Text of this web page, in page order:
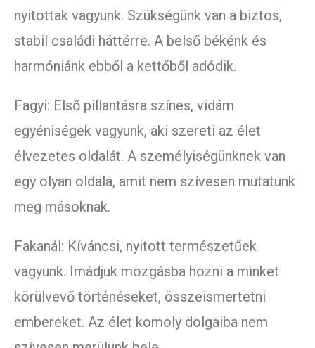
nyitottak vagyunk. Szükségünk van a biztos,
stabil családi háttérre. A belső békénk és
harmóniánk ebből a kettőből adódik.
Fagyi: Első pillantásra színes, vidám
egyéniségek vagyunk, aki szereti az élet
élvezetes oldalát. A személyiségünknek van
egy olyan oldala, amit nem szívesen mutatunk
meg másoknak.
Fakanál: Kíváncsi, nyitott természetűek
vagyunk. Imádjuk mozgásba hozni a minket
körülvevő történéseket, összeismertetni
embereket. Az élet komoly dolgaiba nem